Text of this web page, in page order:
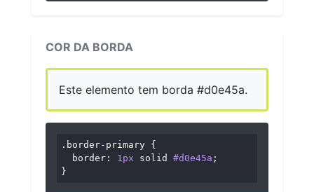
COR DA BORDA
Este elemento tem borda #d0e45a.
.border-primary {
border : 1px solid #d0e45a ;
}